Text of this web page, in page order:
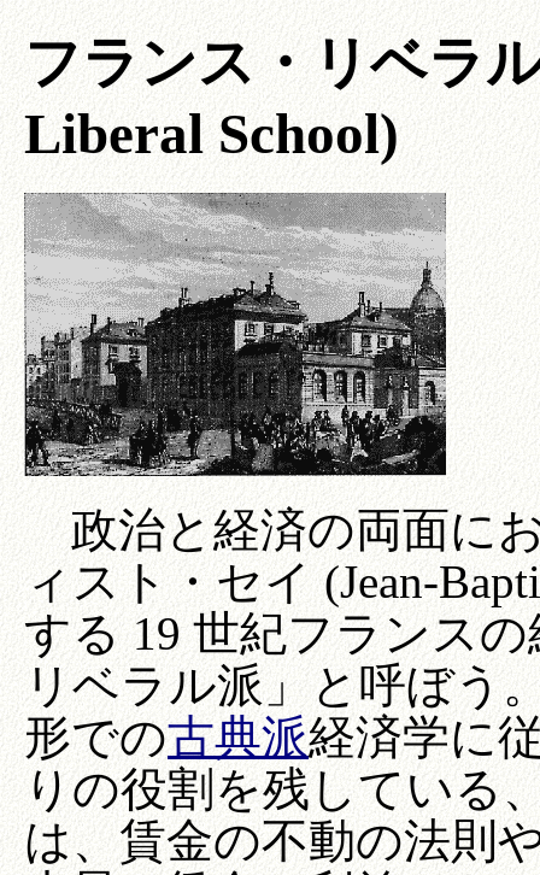
フランス・リベラ
Liberal School)
政治と経済の両面に
ィスト・セイ (Jean-
する 19 世紀フランス
リベラル派」と呼ぼう
形での古典派経済学に
りの役割を残している
は、賃金の不動の法則